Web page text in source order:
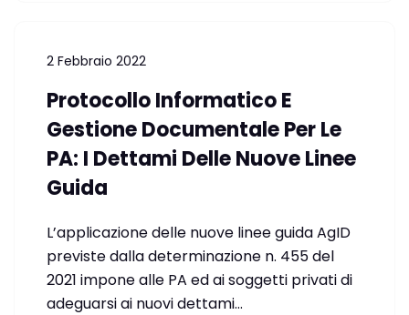
2 Febbraio 2022
Protocollo Informatico E
Gestione Documentale Per Le
PA: I Dettami Delle Nuove Linee
Guida
L’applicazione delle nuove linee guida AgID
previste dalla determinazione n. 455 del
2021 impone alle PA ed ai soggetti privati di
adeguarsi ai nuovi dettami…